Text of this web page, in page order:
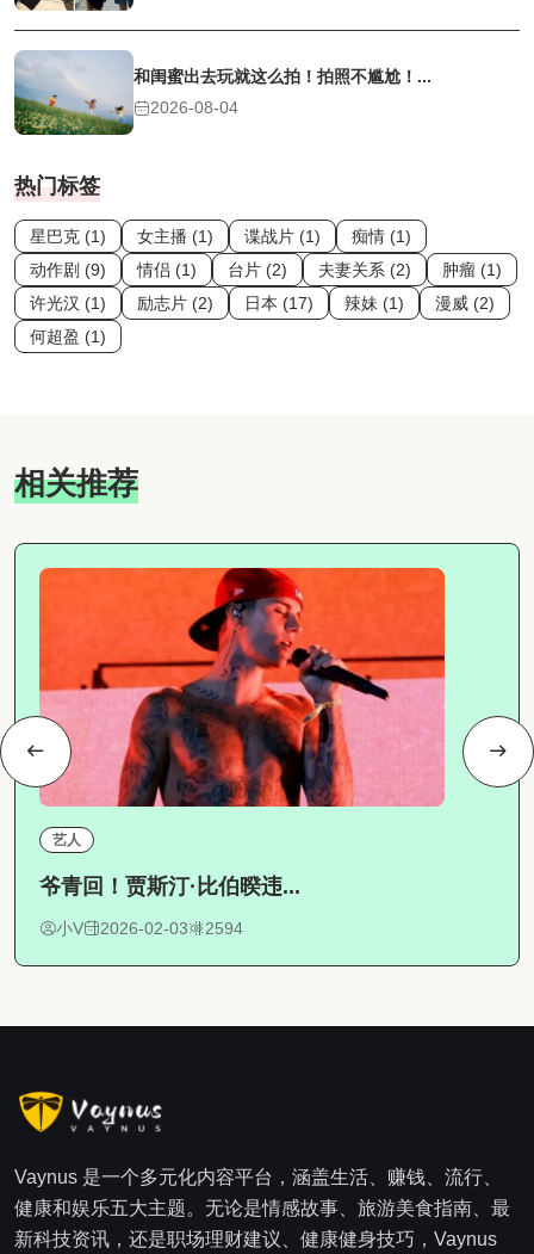
和闺蜜出去玩就这么拍！拍照不尴尬！...
2026-08-04
热门标签
星巴克 (1) 女主播 (1) 谍战片 (1)
痴情 (1)
动作剧 (9)
情侣 (1) 台片 (2) 夫妻关系 (2)
肿瘤 (1)
许光汉 (1)
励志片 (2) 日本 (17) 辣妹 (1)
漫威 (2)
何超盈 (1)
相关推荐
艺人
爷青回！贾斯汀·比伯暌违...
小V 2026-02-03 2594
Vaynus 是一个多元化内容平台，涵盖生活、赚钱、流行、
健康和娱乐五大主题。无论是情感故事、旅游美食指南、最
新科技资讯，还是职场理财建议、健康健身技巧，Vaynus